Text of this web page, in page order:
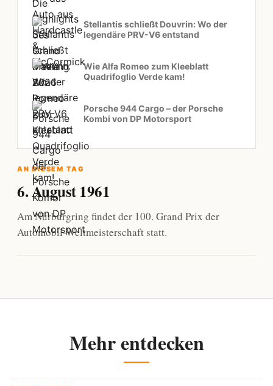
Stellantis schließt Douvrin: Wo der
legendäre PRV-V6 entstand
Wie Alfa Romeo zum Kleeblatt
Quadrifoglio Verde kam!
Porsche 944 Cargo – der Porsche
Kombi von DP Motorsport
AN DIESEM TAG
6. August 1961
Am Nürburgring findet der 100. Grand Prix der
Automobil-Weltmeisterschaft statt.
Mehr entdecken